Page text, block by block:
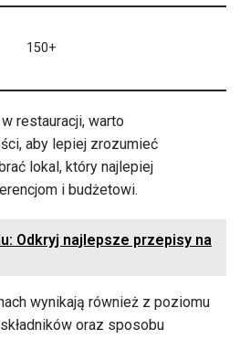
150+
restauracji, warto
aby lepiej zrozumieć
lokal, który najlepiej
i budżetowi.
Odkryj najlepsze przepisy na
wynikają również z poziomu
oraz sposobu